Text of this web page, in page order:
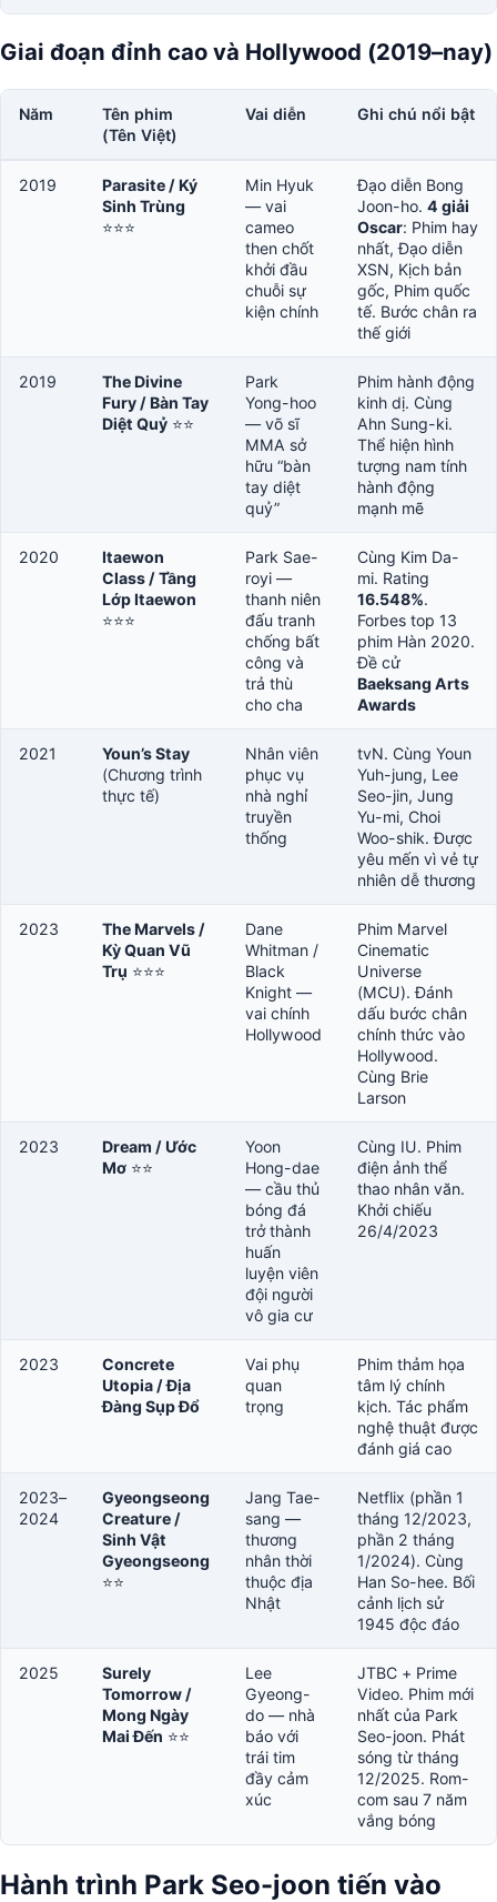
Giai đoạn đỉnh cao và Hollywood (2019–nay)
Năm
Tên phim
(Tên Việt)
Vai diễn Ghi chú nổi bật
2019
Parasite / Ký
Sinh Trùng
⭐⭐⭐
Min Hyuk
— vai
cameo
then chốt
khởi đầu
chuỗi sự
kiện chính
Đạo diễn Bong
Joon-ho. 4 giải
Oscar: Phim hay
nhất, Đạo diễn
XSN, Kịch bản
gốc, Phim quốc
tế. Bước chân ra
thế giới
2019
The Divine
Fury / Bàn Tay
Diệt Quỷ ⭐⭐
Park
Yong-hoo
— võ sĩ
MMA sở
hữu “bàn
tay diệt
quỷ”
Phim hành động
kinh dị. Cùng
Ahn Sung-ki.
Thể hiện hình
tượng nam tính
hành động
mạnh mẽ
2020
Itaewon
Class / Tầng
Lớp Itaewon
⭐⭐⭐
Park Sae-
royi —
thanh niên
đấu tranh
chống bất
công và
trả thù
cho cha
Cùng Kim Da-
mi. Rating
16.548%.
Forbes top 13
phim Hàn 2020.
Đề cử
Baeksang Arts
Awards
2021
Youn’s Stay
(Chương trình
thực tế)
Nhân viên
phục vụ
nhà nghỉ
truyền
thống
tvN. Cùng Youn
Yuh-jung, Lee
Seo-jin, Jung
Yu-mi, Choi
Woo-shik. Được
yêu mến vì vẻ tự
nhiên dễ thương
2023
The Marvels /
Kỳ Quan Vũ
Trụ ⭐⭐⭐
Dane
Whitman /
Black
Knight —
vai chính
Hollywood
Phim Marvel
Cinematic
Universe
(MCU). Đánh
dấu bước chân
chính thức vào
Hollywood.
Cùng Brie
Larson
2023
Dream / Ước
Mơ ⭐⭐
Yoon
Hong-dae
— cầu thủ
bóng đá
trở thành
huấn
luyện viên
đội người
vô gia cư
Cùng IU. Phim
điện ảnh thể
thao nhân văn.
Khởi chiếu
26/4/2023
2023
Concrete
Utopia / Địa
Đàng Sụp Đổ
Vai phụ
quan
trọng
Phim thảm họa
tâm lý chính
kịch. Tác phẩm
nghệ thuật được
đánh giá cao
2023–
2024
Gyeongseong
Creature /
Sinh Vật
Gyeongseong
⭐⭐
Jang Tae-
sang —
thương
nhân thời
thuộc địa
Nhật
Netflix (phần 1
tháng 12/2023,
phần 2 tháng
1/2024). Cùng
Han So-hee. Bối
cảnh lịch sử
1945 độc đáo
2025
Surely
Tomorrow /
Mong Ngày
Mai Đến ⭐⭐
Lee
Gyeong-
do — nhà
báo với
trái tim
đầy cảm
xúc
JTBC + Prime
Video. Phim mới
nhất của Park
Seo-joon. Phát
sóng từ tháng
12/2025. Rom-
com sau 7 năm
vắng bóng
Hành trình Park Seo-joon tiến vào